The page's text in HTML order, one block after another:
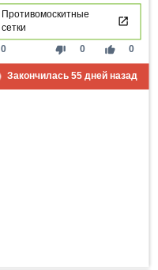
Противомоскитные
сетки
thumb_down 0 thumb_up 0
0
Закончилась 55дней назад